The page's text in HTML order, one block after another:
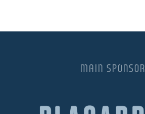
MAIN SPONSOR